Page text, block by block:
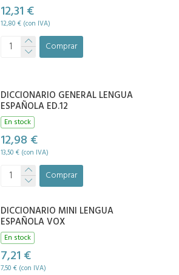
12,31 €
12,80 € (con IVA)
Comprar
DICCIONARIO GENERAL LENGUA
ESPAÑOLA ED.12
En stock
12,98 €
13,50 € (con IVA)
Comprar
DICCIONARIO MINI LENGUA
ESPAÑOLA VOX
En stock
7,21 €
7,50 € (con IVA)